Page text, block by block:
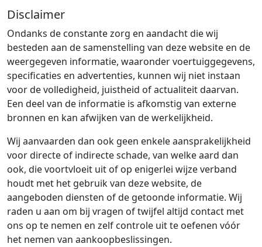
Disclaimer
Ondanks de constante zorg en aandacht die wij
besteden aan de samenstelling van deze website en de
weergegeven informatie, waaronder voertuiggegevens,
specificaties en advertenties, kunnen wij niet instaan
voor de volledigheid, juistheid of actualiteit daarvan.
Een deel van de informatie is afkomstig van externe
bronnen en kan afwijken van de werkelijkheid.
Wij aanvaarden dan ook geen enkele aansprakelijkheid
voor directe of indirecte schade, van welke aard dan
ook, die voortvloeit uit of op enigerlei wijze verband
houdt met het gebruik van deze website, de
aangeboden diensten of de getoonde informatie. Wij
raden u aan om bij vragen of twijfel altijd contact met
ons op te nemen en zelf controle uit te oefenen vóór
het nemen van aankoopbeslissingen.